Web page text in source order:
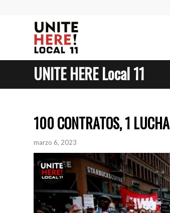
UNITE HERE Local 11
100 CONTRATOS, 1 LUCHA
marzo 6, 2023